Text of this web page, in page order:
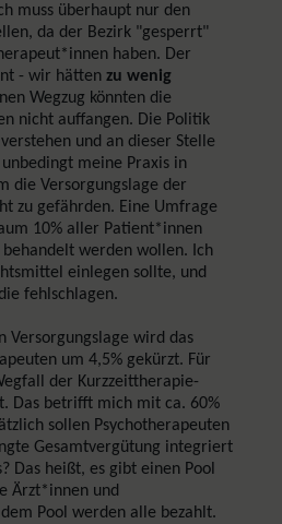
muss überhaupt nur den
da der Bezirk "gesperrt"
haben. Der
- wir hätten zu wenig
Wegzug könnten die
nicht auffangen. Die Politik
und an dieser Stelle
meine Praxis in
die Versorgungslage der
zu gefährden. Eine Umfrage
10% aller Patient*innen
werden wollen. Ich
einlegen sollte, und
fehlschlagen.
Versorgungslage wird das
um 4,5% gekürzt. Für
der Kurzzeittherapie-
Das betrifft mich mit ca. 60%
sollen Psychotherapeuten
Gesamtvergütung integriert
Das heißt, es gibt einen Pool
Ärzt*innen und
Pool werden alle bezahlt.